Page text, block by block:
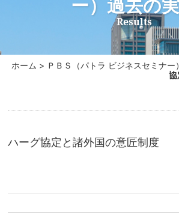
ー）過去の
Results
ホーム > ＰＢＳ（パトラ ビジネスセミナー
協
ハーグ協定と諸外国の意匠制度